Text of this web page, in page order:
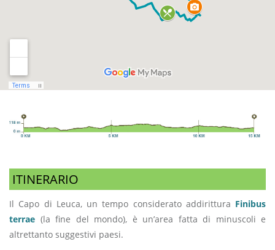
ITINERARIO
Il Capo di Leuca, un tempo considerato addirittura Finibus
terrae (la fine del mondo), è un’area fatta di minuscoli e
altrettanto suggestivi paesi.